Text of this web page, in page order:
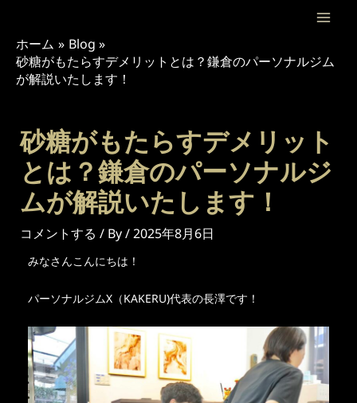
ホーム
Blog
砂糖がもたらすデメリットとは？鎌倉のパーソナルジム
が解説いたします！
砂糖がもたらすデメリット
とは？鎌倉のパーソナルジ
ムが解説いたします！
コメントする / By/2025年8月6日
みなさんこんにちは！
パーソナルジムX（KAKERU)代表の長澤です！
ナ
ビ
ゲ
シ
ョ
ン